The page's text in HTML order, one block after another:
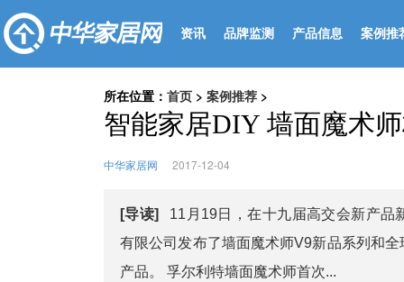
资讯 品牌监测 产品信息 案例推
所在位置： 首页 > 案例推荐 >
智能家居DIY 墙面魔术
中华家居网 2017-12-04
[导读]
11月19日，在十九届高交会新产品
有限公司发布了墙面魔术师V9新品系列和
产品。 孚尔利特墙面魔术师首次...